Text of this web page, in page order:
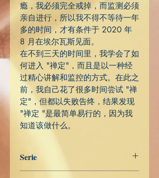
瘾，我必须完全戒掉，而监测必须
亲自进行，所以我不得不等待一年
多的时间，才有条件于 2020 年
8 月在埃尔瓦斯见面。
在不到三天的时间里，我学会了如
何进入 "禅定"，而且是以一种经
过精心讲解和监控的方式。在此之
前，我自己花了很多时间尝试 "禅
定"，但都以失败告终，结果发现
"禅定 "是最简单易行的，因为我
知道该做什么。
Serie